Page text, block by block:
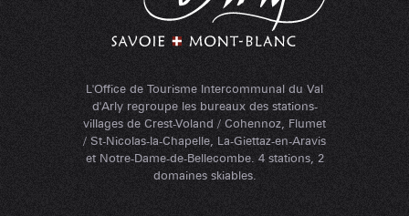
L'Office de Tourisme Intercommunal du Val
d'Arly regroupe les bureaux des stations-
villages de Crest-Voland / Cohennoz, Flumet
/ St-Nicolas-la-Chapelle, La-Giettaz-en-Aravis
et Notre-Dame-de-Bellecombe. 4 stations, 2
domaines skiables.